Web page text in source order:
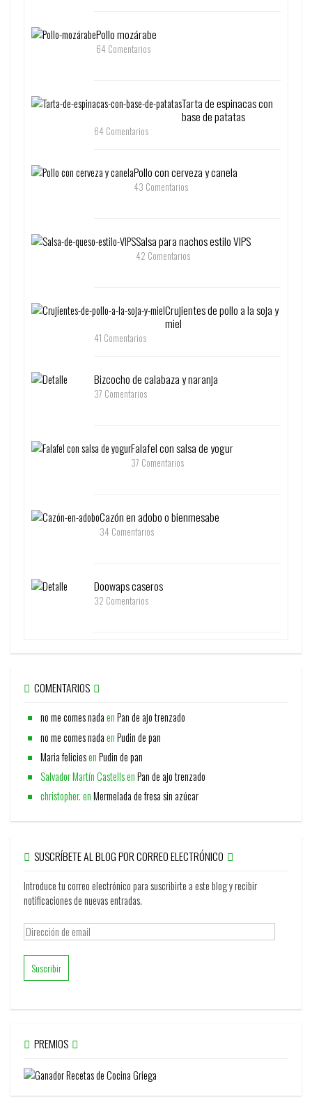
Pollo mozárabe
64 Comentarios
Tarta de espinacas con
base de patatas
64 Comentarios
Pollo con cerveza y canela
43 Comentarios
Salsa para nachos estilo VIPS
42 Comentarios
Crujientes de pollo a la soja y
miel
41 Comentarios
Bizcocho de calabaza y naranja
37 Comentarios
Falafel con salsa de yogur
37 Comentarios
Cazón en adobo o bienmesabe
34 Comentarios
Doowaps caseros
32 Comentarios
COMENTARIOS
no me comes nadaenPan de ajo trenzado
no me comes nadaenPudin de pan
Maria feliciesenPudin de pan
Salvador Martín CastellsenPan de ajo trenzado
christopher.enMermelada de fresa sin azúcar
SUSCRÍBETE AL BLOG POR CORREO ELECTRÓNICO
Introduce tu correo electrónico para suscribirte a este blog y recibir
notificaciones de nuevas entradas.
Dirección
de
email
PREMIOS